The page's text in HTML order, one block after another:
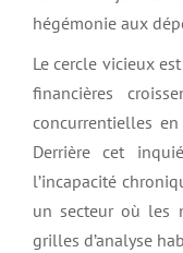
hégémonie aux
Le cercle vicieux
financières
concurrentielles
Derrière cet
l’incapacité
un secteur où les
grilles d’analyse